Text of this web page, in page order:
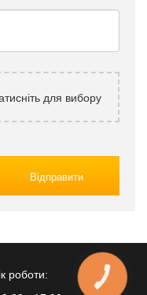
для вибору
Відправити
роботи:
КНОПКА
ЗВ'ЯЗКУ